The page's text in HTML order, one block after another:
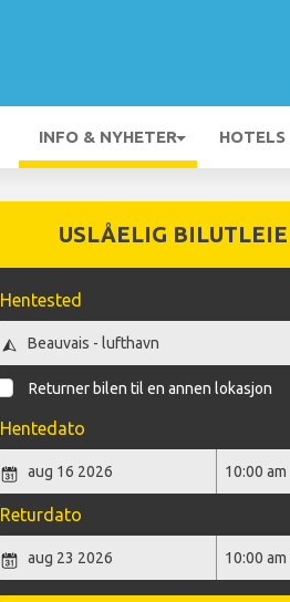
INFO & NYHETER HOTELS
USLÅELIG BILUTLEIE
Hentested
Returner bilen til en annen lokasjon
Hentedato
Returdato